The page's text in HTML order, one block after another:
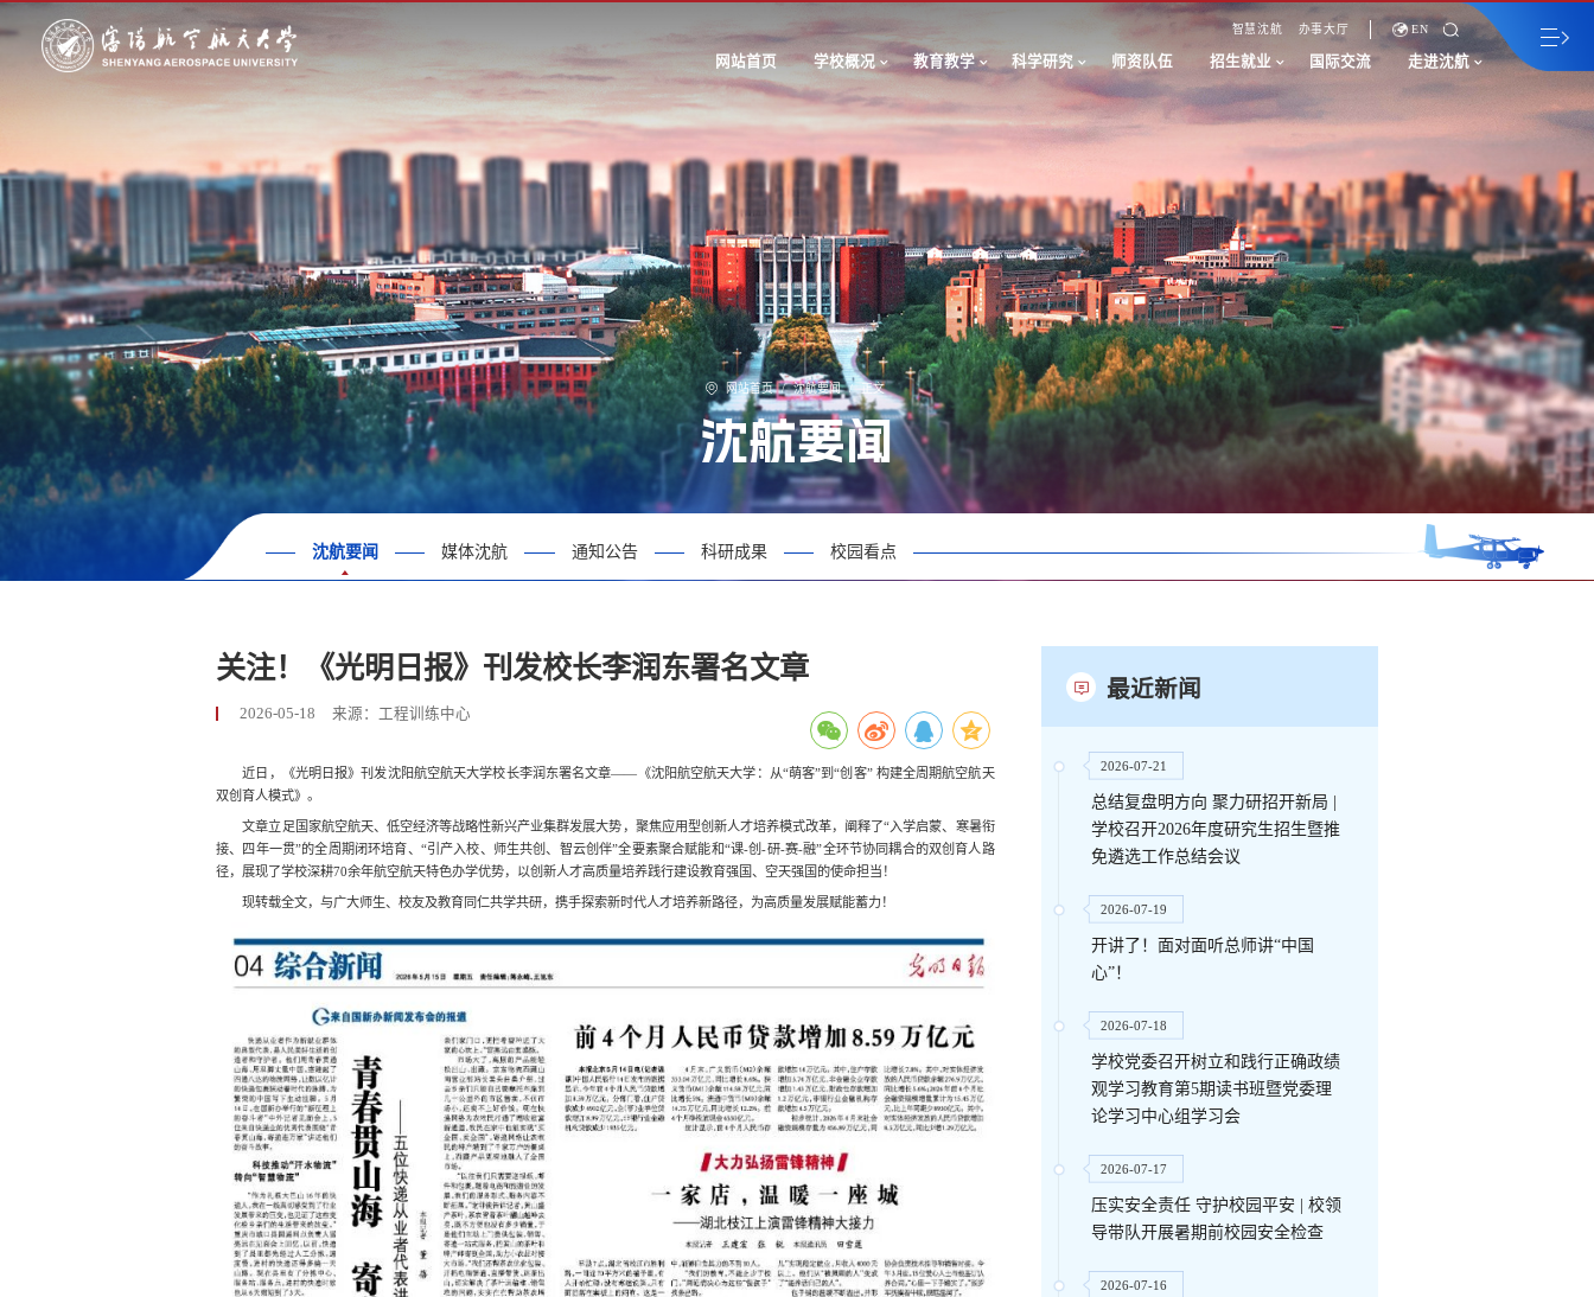
网站首页 学校概况 教育教学 科学研究 师资队伍 招生就业 国际交流 走进沈航
智慧沈航 办事大厅 EN
网站首页 / 沈航要闻 / 正文
沈航要闻
沈航要闻 媒体沈航 通知公告 科研成果 校园看点
关注！《光明日报》刊发校长李润东署名文章
2026-05-18 来源：工程训练中心
近日，《光明日报》刊发沈阳航空航天大学校长李润东署名文章——《沈阳航空航天大学：从“萌客”到“创客” 构建全周期航空航天
双创育人模式》。
文章立足国家航空航天、低空经济等战略性新兴产业集群发展大势，聚焦应用型创新人才培养模式改革，阐释了“入学启蒙、寒暑衔
接、四年一贯”的全周期闭环培育、“引产入校、师生共创、智云创伴”全要素聚合赋能和“课-创-研-赛-融”全环节协同耦合的双创育人路
径，展现了学校深耕70余年航空航天特色办学优势，以创新人才高质量培养践行建设教育强国、空天强国的使命担当！
现转载全文，与广大师生、校友及教育同仁共学共研，携手探索新时代人才培养新路径，为高质量发展赋能蓄力！
最近新闻
2026-07-21
总结复盘明方向 聚力研招开新局 |
学校召开2026年度研究生招生暨推
免遴选工作总结会议
2026-07-19
开讲了！面对面听总师讲“中国
心”！
2026-07-18
学校党委召开树立和践行正确政绩
观学习教育第5期读书班暨党委理
论学习中心组学习会
2026-07-17
压实安全责任 守护校园平安 | 校领
导带队开展暑期前校园安全检查
2026-07-16